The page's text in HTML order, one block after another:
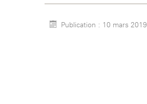
Publication : 10 mars 2019